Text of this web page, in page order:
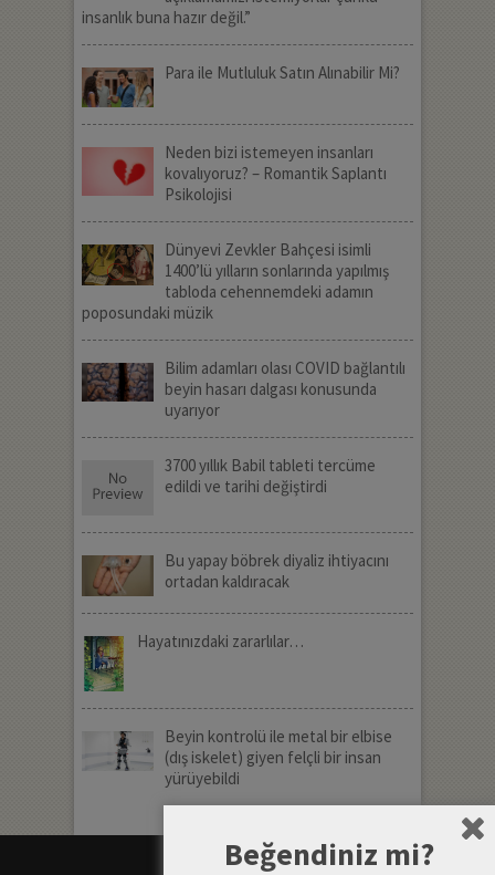
insanlık buna hazır değil.”
Para ile Mutluluk Satın Alınabilir Mi?
Neden bizi istemeyen insanları
kovalıyoruz? – Romantik Saplantı
Psikolojisi
Dünyevi Zevkler Bahçesi isimli
1400’lü yılların sonlarında yapılmış
tabloda cehennemdeki adamın
poposundaki müzik
Bilim adamları olası COVID bağlantılı
beyin hasarı dalgası konusunda
uyarıyor
3700 yıllık Babil tableti tercüme
edildi ve tarihi değiştirdi
Bu yapay böbrek diyaliz ihtiyacını
ortadan kaldıracak
Hayatınızdaki zararlılar…
Beyin kontrolü ile metal bir elbise
(dış iskelet) giyen felçli bir insan
yürüyebildi
Beğendiniz mi?